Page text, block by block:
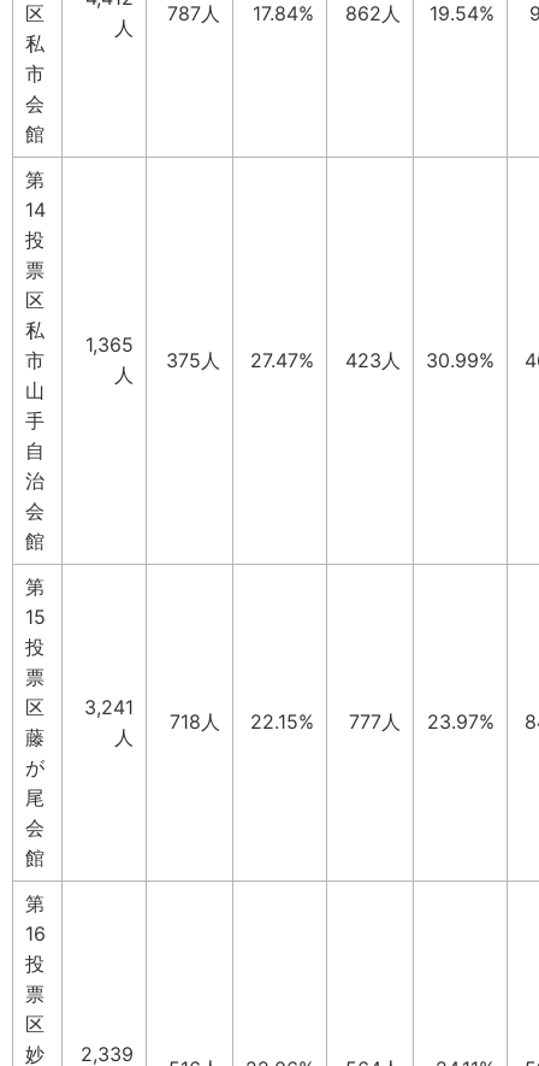
区
私
市
会
館
人
787人 17.84% 862人 19.54%
第
14
投
票
区
私
市
山
手
自
治
会
館
1,365
人
375人 27.47% 423人 30.99%
第
15
投
票
区
藤
が
尾
会
館
3,241
人
718人 22.15% 777人 23.97%
第
16
投
票
区
妙
2,339